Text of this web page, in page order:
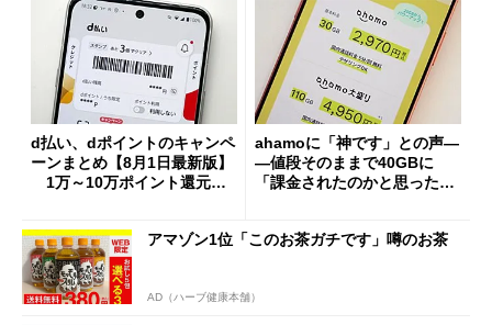
d払い、dポイントのキャンペ
ーンまとめ【8月1日最新版】
1万～10万ポイント還元の
ahamoに「神です」との声―
―値段そのままで40GBに
「課金されたのかと思った」
アマゾン1位「このお茶ガチです」噂のお茶
AD（ハーブ健康本舗）